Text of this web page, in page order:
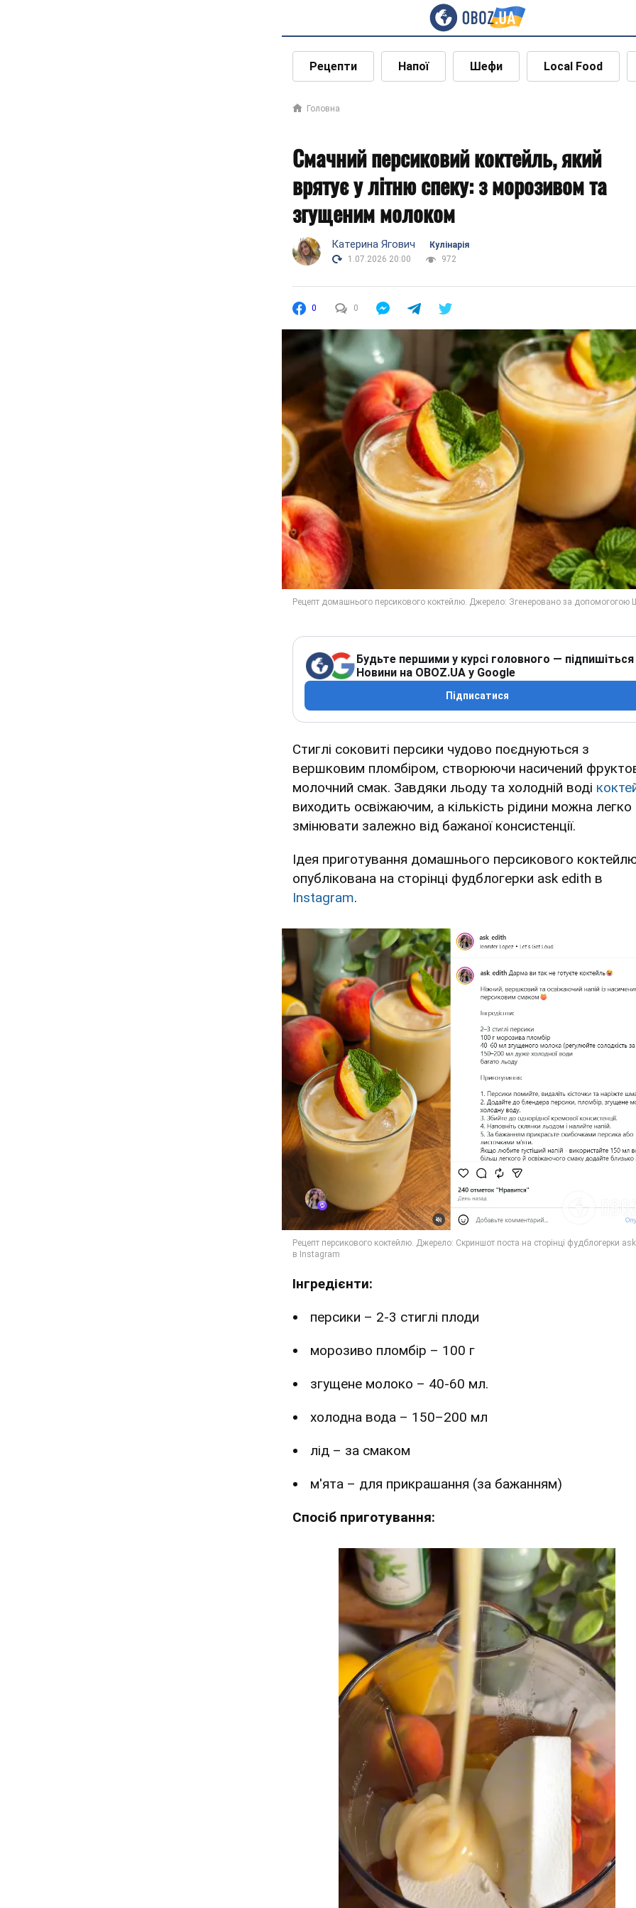
Рецепти Напої Шефи Local Food
Головна
Смачний персиковий коктейль, який
врятує у літню спеку: з морозивом та
згущеним молоком
Катерина Ягович
Кулінарія
1.07.2026 20:00
972
0 0
Будьте першими у курсі головного — підпишіться
Новини на OBOZ.UA у Google
Підписатися
Стиглі соковиті персики чудово поєднуються з
вершковим пломбіром, створюючи насичений
молочний смак. Завдяки льоду та холодній воді
виходить освіжаючим, а кількість рідини можна легко
змінювати залежно від бажаної консистенції.
Ідея приготування домашнього персикового
опублікована на сторінці фудблогерки ask edith в
Instagram.
Інгредієнти:
персики – 2-3 стиглі плоди
морозиво пломбір – 100 г
згущене молоко – 40-60 мл.
холодна вода – 150–200 мл
лід – за смаком
м'ята – для прикрашання (за бажанням)
Спосіб приготування: